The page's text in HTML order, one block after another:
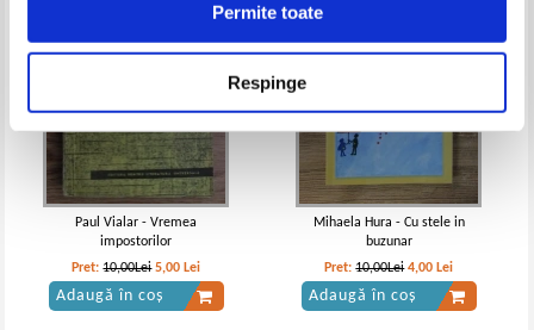
Permite toate
Respinge
Paul Vialar - Vremea
impostorilor
Pret:10,00Lei 5,00 Lei
Adaugă în coș
Mihaela Hura - Cu stele in
buzunar
Pret:10,00Lei 4,00 Lei
Adaugă în coș